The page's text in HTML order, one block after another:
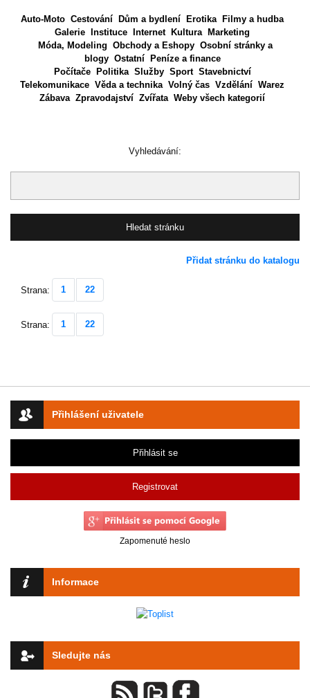
Přihlášení uživatele
Přihlásit se
Registrovat
Zapomenuté heslo
Informace
Sledujte nás
Auto-Moto Cestování Dům a bydlení Erotika
Filmy a hudba
Galerie
Instituce Internet Kultura
Marketing
Móda, Modeling Obchody a Eshopy Osobní stránky a
blogy Ostatní
Peníze a finance
Počítače
Politika Služby Sport Stavebnictví
Telekomunikace Věda a technika Volný čas Vzdělání Warez
Zábava Zpravodajství Zvířata Weby všech kategorií
Vyhledávání:
Přidat stránku do katalogu
Strana: 1 22
Strana: 1 22